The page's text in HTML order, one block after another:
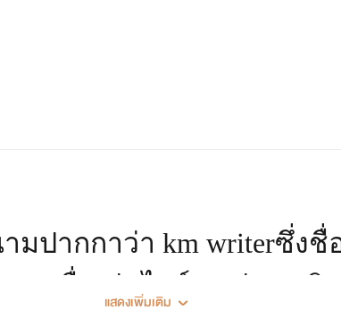
างกันราวฟ้ากับดิน แฝดน้องจะเป็นคนที่อ่อนโยน อ่อ
ปากกาว่า km writerซึ่งชื่
จากชื่อเล่นไรต์เองน่ะคะ ยิ
แสดงเพิ่มเติม